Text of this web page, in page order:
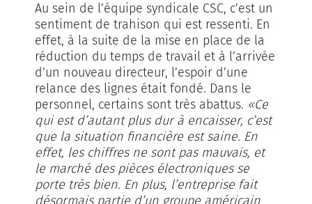
Au sein de l’équipe syndicale CSC, c’est un
sentiment de trahison qui est ressenti. En
effet, à la suite de la mise en place de la
réduction du temps de travail et à l’arrivée
d’un nouveau directeur, l’espoir d’une
relance des lignes était fondé. Dans le
personnel, certains sont très abattus. «Ce
qui est d’autant plus dur à encaisser, c’est
que la situation financière est saine. En
effet, les chiffres ne sont pas mauvais, et
le marché des pièces électroniques se
porte très bien. En plus, l’entreprise fait
désormais partie d’un groupe américain